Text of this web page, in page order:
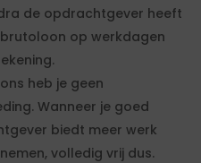
de opdrachtgever heeft
op werkdagen
heb je geen
Wanneer je goed
biedt meer werk
volledig vrij dus.